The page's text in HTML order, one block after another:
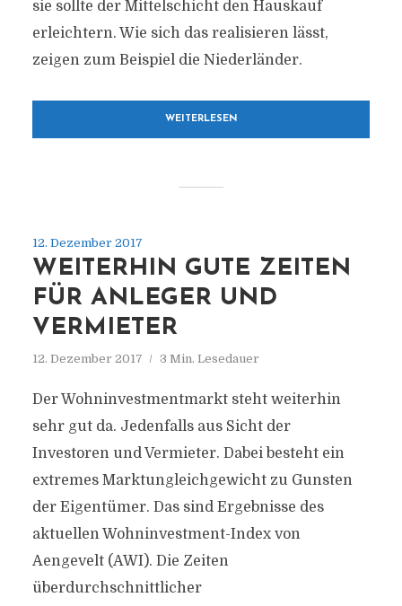
sie sollte der Mittelschicht den Hauskauf
erleichtern. Wie sich das realisieren lässt,
zeigen zum Beispiel die Niederländer.
WEITERLESEN
12. Dezember 2017
WEITERHIN GUTE ZEITEN
FÜR ANLEGER UND
VERMIETER
12. Dezember 2017 3 Min. Lesedauer
Der Wohninvestmentmarkt steht weiterhin
sehr gut da. Jedenfalls aus Sicht der
Investoren und Vermieter. Dabei besteht ein
extremes Marktungleich­gewicht zu Gunsten
der Eigentümer. Das sind Ergebnisse des
aktuellen Wohninvestment-Index von
Aengevelt (AWI). Die Zeiten
überdurchschnittlicher